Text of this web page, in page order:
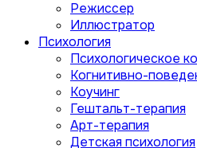
Режиссер
Иллюстратор
Психология
Психологическое
Когнитивно-
Коучинг
Гештальт-терапия
Арт-терапия
Детская психология